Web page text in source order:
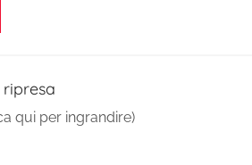
qui per ingrandire)